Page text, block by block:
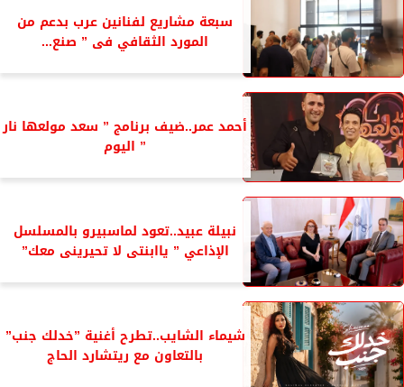
سبعة مشاريع لفنانين عرب بدعم من
المورد الثقافي فى ” صنع...
أحمد عمر..ضيف برنامج ” سعد مولعها نار
” اليوم
نبيلة عبيد..تعود لماسبيرو بالمسلسل
الإذاعي ” ياابنتى لا تحيرينى معك”
شيماء الشايب..تطرح أغنية ”خدلك جنب”
بالتعاون مع ريتشارد الحاج